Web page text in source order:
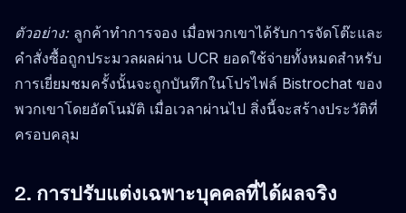
ตัวอย่าง:ลูกค้าทำการจอง เมื่อพวกเขาได้รับการจัดโต๊ะและ
คำสั่งซื้อถูกประมวลผลผ่าน UCR ยอดใช้จ่ายทั้งหมดสำหรับ
การเยี่ยมชมครั้งนั้นจะถูกบันทึกในโปรไฟล์ Bistrochat ของ
พวกเขาโดยอัตโนมัติ เมื่อเวลาผ่านไป สิ่งนี้จะสร้างประวัติที่
ครอบคลุม
2. การปรับแต่งเฉพาะบุคคลที่ได้ผลจริง